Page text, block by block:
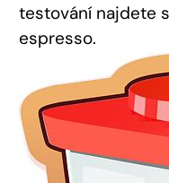
testování najdete
espresso.